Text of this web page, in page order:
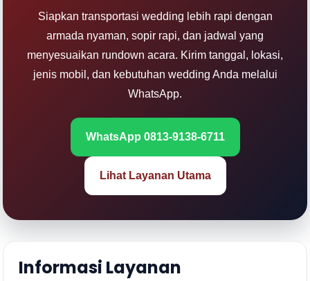
Siapkan transportasi wedding lebih rapi dengan
armada nyaman, sopir rapi, dan jadwal yang
menyesuaikan rundown acara. Kirim tanggal, lokasi,
jenis mobil, dan kebutuhan wedding Anda melalui
WhatsApp.
WhatsApp 0813-9138-6711
Lihat Layanan Utama
Informasi Layanan